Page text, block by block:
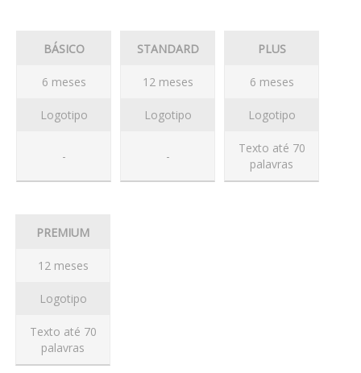
Ficha técnica
BÁSICO
6 meses
Logotipo
-
STANDARD
12 meses
Logotipo
-
PLUS
6 meses
Logotipo
Texto até 70
palavras
PREMIUM
12 meses
Logotipo
Texto até 70
palavras